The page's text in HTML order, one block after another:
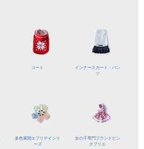
コート
インナースカート・パン
ツ
多色展開 エブリデイシリ
ーズ
女の子専門ブランド ピン
クプリエ